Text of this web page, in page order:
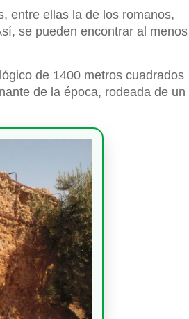
entre ellas la de los romanos,
se pueden encontrar al menos
de 1400 metros cuadrados
de la época, rodeada de un